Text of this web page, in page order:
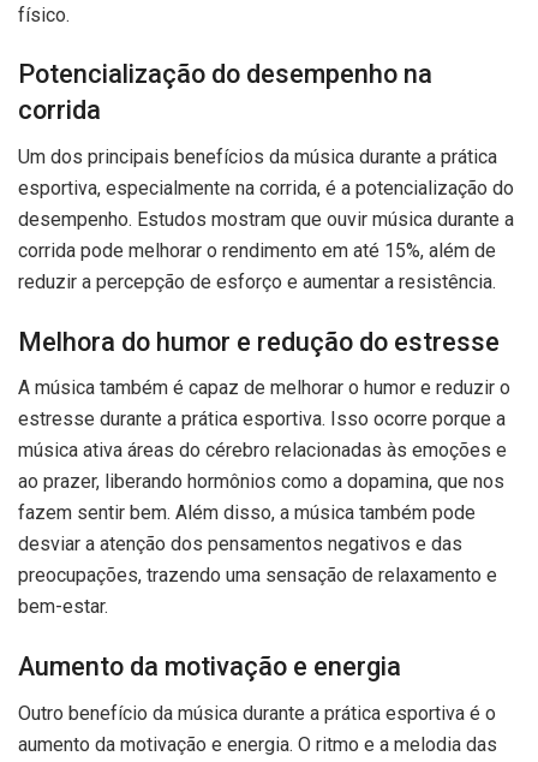
físico.
Potencialização do desempenho na
corrida
Um dos principais benefícios da música durante a prática
esportiva, especialmente na corrida, é a potencialização do
desempenho. Estudos mostram que ouvir música durante a
corrida pode melhorar o rendimento em até 15%, além de
reduzir a percepção de esforço e aumentar a resistência.
Melhora do humor e redução do estresse
A música também é capaz de melhorar o humor e reduzir o
estresse durante a prática esportiva. Isso ocorre porque a
música ativa áreas do cérebro relacionadas às emoções e
ao prazer, liberando hormônios como a dopamina, que nos
fazem sentir bem. Além disso, a música também pode
desviar a atenção dos pensamentos negativos e das
preocupações, trazendo uma sensação de relaxamento e
bem-estar.
Aumento da motivação e energia
Outro benefício da música durante a prática esportiva é o
aumento da motivação e energia. O ritmo e a melodia das